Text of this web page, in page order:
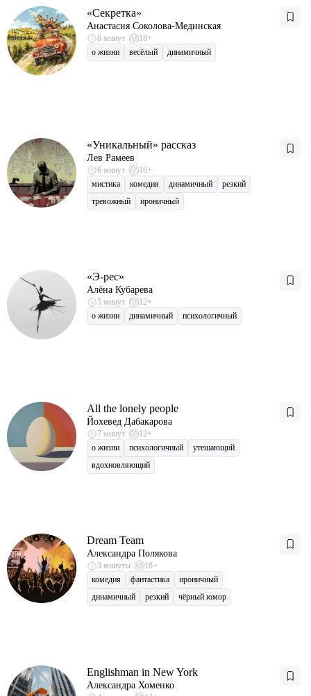
«Секретка»
Анастасия Соколова-Мединская
6 минут
18+
о жизни
весёлый динамичный
«Уникальный» рассказ
Лев Рамеев
6 минут
16+
мистика
комедия динамичный
резкий
тревожный
ироничный
«Э-рес»
Алёна Кубарева
5 минут
12+
о жизни
динамичный психологичный
All the lonely people
Йохевед Дабакарова
7 минут
12+
о жизни
психологичный
утешающий
вдохновляющий
Dream Team
Александра Полякова
3 минуты
18+
комедия
фантастика
ироничный
динамичный
резкий чёрный юмор
Englishman in New York
Александра Хоменко